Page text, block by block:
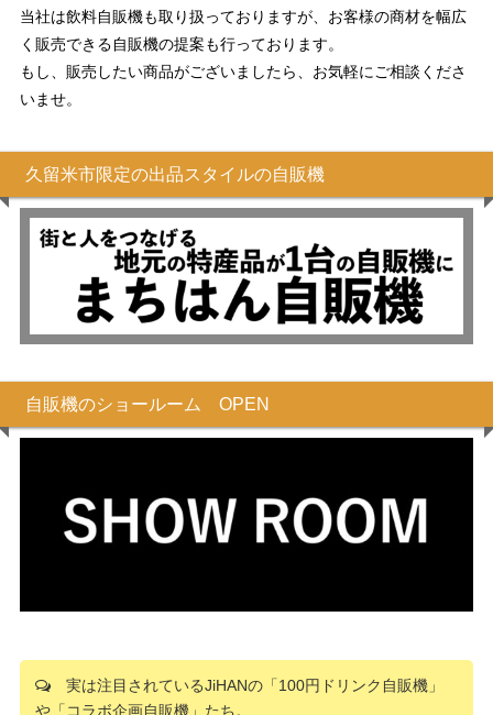
当社は飲料自販機も取り扱っておりますが、お客様の商材を幅広
く販売できる自販機の提案も行っております。
もし、販売したい商品がございましたら、お気軽にご相談くださ
いませ。
久留米市限定の出品スタイルの自販機
自販機のショールーム OPEN
実は注目されているJiHANの「100円ドリンク自販機」
や「コラボ企画自販機」たち。